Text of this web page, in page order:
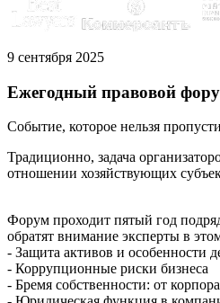
9 сентября 2025
Ежегодный правовой
Событие, которое нельзя
Традиционно, задача
отношении хозяйствующих
Форум проходит пятый год
обратят внимание эксперты в
- Защита активов и особенности
- Коррупционные риски бизнеса
- Бремя собственности: от